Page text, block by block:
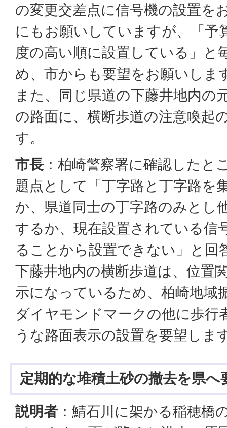
の変更交差点に信号機の設置を
にもお願いしていますが、「予
度の高い順に設置している」と
め、市からも要望をお願いしま
また、同じ県道の下藤井地内の
の路面に、横断歩道の注意喚起
す。
市長 ：柏崎警察署に確認したと
題点として「丁字路と丁字路を
か、県道同士の丁字路のみとし
するか、現在設置されている信
ることから設置できない」と回
下藤井地内の横断歩道は、位置
示になっているため、柏崎地域
ダイヤモンドマークの他に歩行
うな路面表示の設置を要望しま
定期的な堆積土砂の撤去を県
説明者 ：鯖石川に架かる稲穂橋